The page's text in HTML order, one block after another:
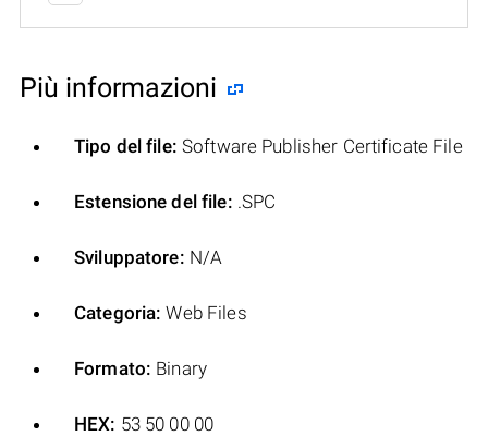
Più informazioni
Tipo del file: Software Publisher Certificate File
Estensione del file: .SPC
Sviluppatore: N/A
Categoria: Web Files
Formato: Binary
HEX: 53 50 00 00